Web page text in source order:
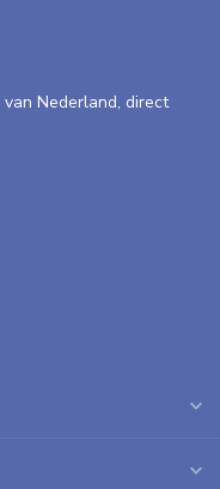
Nederland, direct